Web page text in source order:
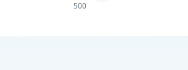
500